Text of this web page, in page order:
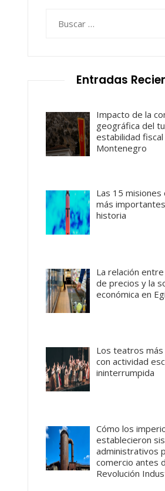
Entradas
Impacto de la
geográfica del
estabilidad
Montenegro
Las 15 misiones
más
historia
La relación
de precios y la
económica en
Los teatros
con actividad
ininterrumpida
Cómo los
establecieron
administrativos
comercio antes
Revolución